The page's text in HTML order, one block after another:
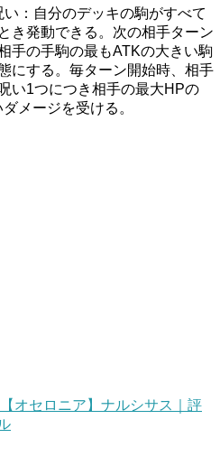
い：自分のデッキの駒がすべて
き発動できる。次の相手ターン
手の手駒の最もATKの大きい駒
にする。毎ターン開始時、相手
い1つにつき相手の最大HPの
メージを受ける。
【オセロニア】ナルシサス｜評